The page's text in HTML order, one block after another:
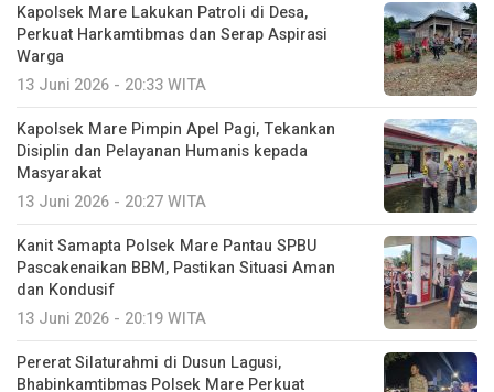
Kapolsek Mare Lakukan Patroli di Desa,
Perkuat Harkamtibmas dan Serap Aspirasi
Warga
13 Juni 2026 - 20:33 WITA
Kapolsek Mare Pimpin Apel Pagi, Tekankan
Disiplin dan Pelayanan Humanis kepada
Masyarakat
13 Juni 2026 - 20:27 WITA
Kanit Samapta Polsek Mare Pantau SPBU
Pascakenaikan BBM, Pastikan Situasi Aman
dan Kondusif
13 Juni 2026 - 20:19 WITA
Pererat Silaturahmi di Dusun Lagusi,
Bhabinkamtibmas Polsek Mare Perkuat